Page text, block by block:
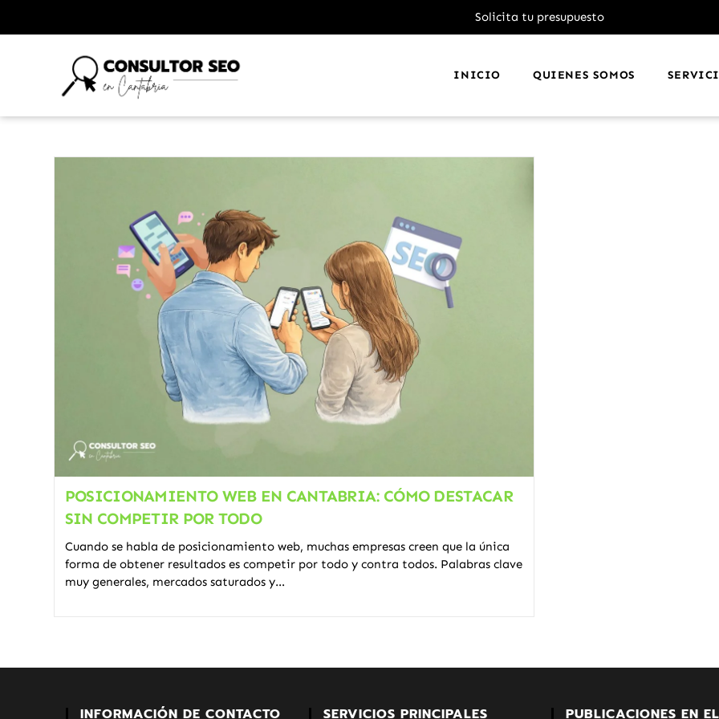
Solicita tu presupuesto
INICIO QUIENES SOMOS
POSICIONAMIENTO WEB EN CANTABRIA: CÓMO DESTACAR
SIN COMPETIR POR TODO
Cuando se habla de posicionamiento web, muchas empresas creen que la única
forma de obtener resultados es competir por todo y contra todos. Palabras clave
muy generales, mercados saturados y…
INFORMACIÓN DE CONTACTO SERVICIOS PRINCIPALES PUBLICACIONES EN